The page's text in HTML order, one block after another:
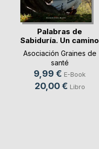
Palabras de
Sabiduría. Un camino
p(...)
Asociación Graines de
santé
9,99 € E-Book
20,00 € Libro